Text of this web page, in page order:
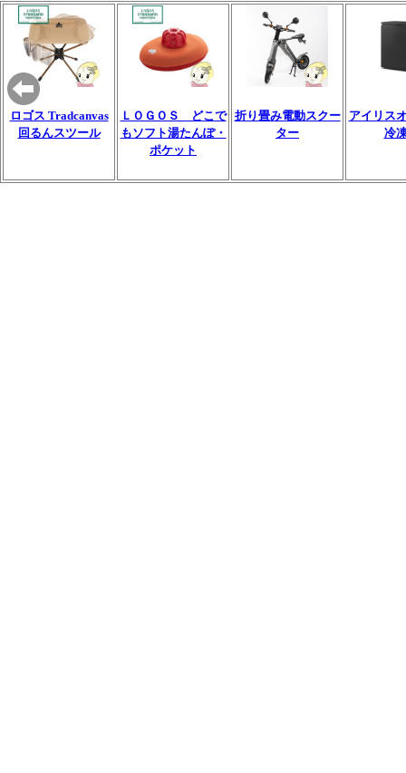
ロゴス Tradcanvas
回るんスツール
ＬＯＧＯＳ どこで
もソフト湯たんぽ・
ポケット
折り畳み電動スクー
ター
アイリス
冷